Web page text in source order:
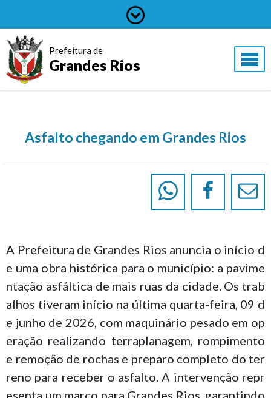
Prefeitura de
Grandes Rios
Asfalto chegando em Grandes Rios
A Prefeitura de Grandes Rios anuncia o início d
e uma obra histórica para o município: a pavime
ntação asfáltica de mais ruas da cidade. Os trab
alhos tiveram início na última quarta-feira, 09 d
e junho de 2026, com maquinário pesado em op
eração realizando terraplanagem, rompimento
e remoção de rochas e preparo completo do ter
reno para receber o asfalto. A intervenção repr